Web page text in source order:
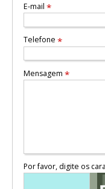
E-mail *
Telefone *
Mensagem *
Por favor, digite os